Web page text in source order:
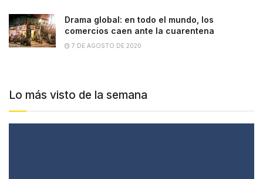
Drama global: en todo el mundo, los
comercios caen ante la cuarentena
7 DE AGOSTO DE 2020
Lo más visto de la semana